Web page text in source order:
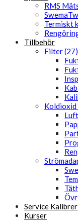
RMS
Termiskt
Tillbehör
Filter (27)
Koldioxid
Service
Kurser